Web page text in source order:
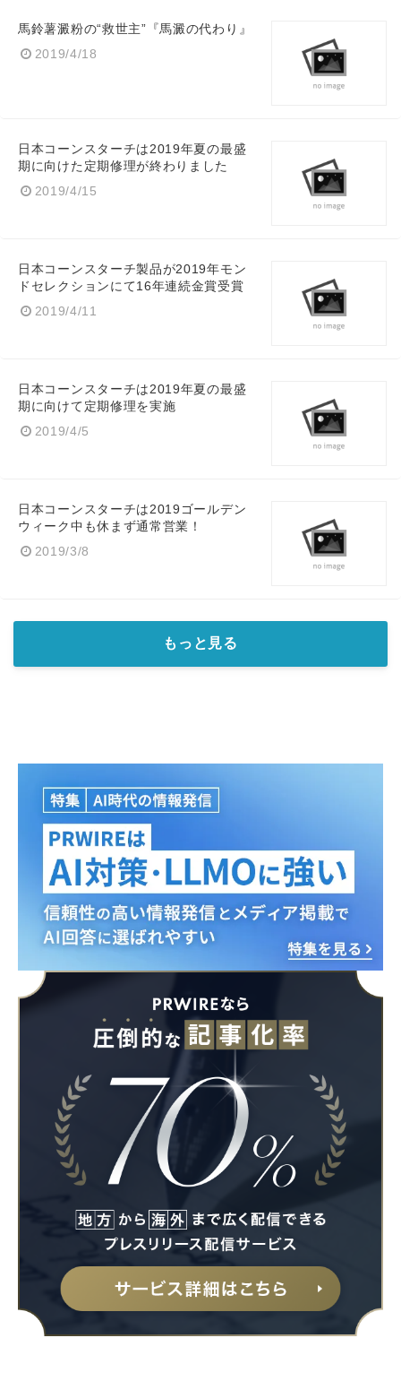
馬鈴薯澱粉の“救世主”『馬澱の代わり』
2019/4/18
日本コーンスターチは2019年夏の最盛
期に向けた定期修理が終わりました
2019/4/15
日本コーンスターチ製品が2019年モン
ドセレクションにて16年連続金賞受賞
2019/4/11
日本コーンスターチは2019年夏の最盛
期に向けて定期修理を実施
2019/4/5
日本コーンスターチは2019ゴールデン
ウィーク中も休まず通常営業！
2019/3/8
もっと見る
English